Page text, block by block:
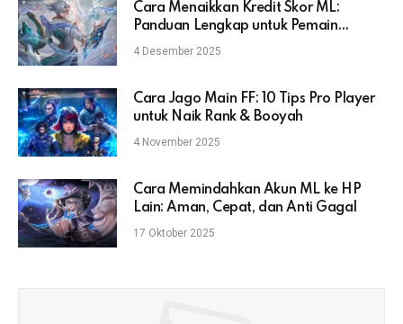
Cara Menaikkan Kredit Skor ML:
Panduan Lengkap untuk Pemain
Mobile Legends
4 Desember 2025
Cara Jago Main FF: 10 Tips Pro Player
untuk Naik Rank & Booyah
4 November 2025
Cara Memindahkan Akun ML ke HP
Lain: Aman, Cepat, dan Anti Gagal
17 Oktober 2025